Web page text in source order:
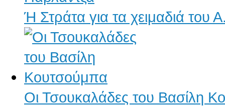
Ή Στράτα για τα χειμαδιά του
Οι Τσουκαλάδες του Βασίλη